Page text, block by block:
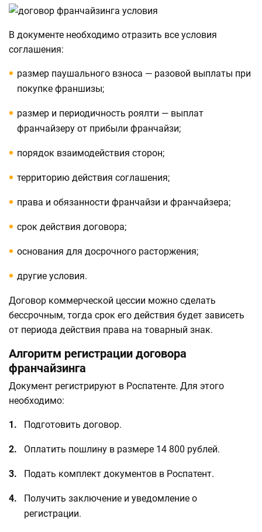
В документе необходимо отразить все условия
соглашения:
размер паушального взноса — разовой выплаты при
покупке франшизы;
размер и периодичность роялти — выплат
франчайзеру от прибыли франчайзи;
порядок взаимодействия сторон;
территорию действия соглашения;
права и обязанности франчайзи и франчайзера;
срок действия договора;
основания для досрочного расторжения;
другие условия.
Договор коммерческой цессии можно сделать
бессрочным, тогда срок его действия будет зависеть
от периода действия права на товарный знак.
Алгоритм регистрации договора
франчайзинга
Документ регистрируют в Роспатенте. Для этого
необходимо:
Подготовить договор.
Оплатить пошлину в размере 14 800 рублей.
Подать комплект документов в Роспатент.
Получить заключение и уведомление о
регистрации.